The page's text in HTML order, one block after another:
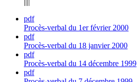
||||
pdf
Procès-verbal du 1er février 2000
pdf
Procès-verbal du 18 janvier 2000
pdf
Procès-verbal du 14 décembre 1999
pdf